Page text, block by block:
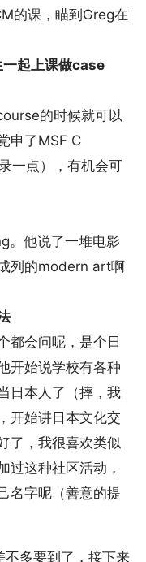
的课，瞄到Greg在
起上课做case
的时候就可以
申了MSF C
一点），有机会可
。他说了一堆电影
列的modern art啊
都会问呢，是个日
开始说学校有各种
日本人了（摔，我
开始讲日本文化交
了，我很喜欢类似
过这种社区活动，
名字呢（善意的提
不多要到了，接下来